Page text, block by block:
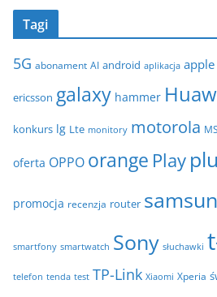
e
c
w
Tagi
5G abonament AI android aplikacja apple
ericsson galaxy hammer
konkurs lg Lte monitory motorola
oferta OPPO orange Play
promocja recenzja router
smartfony smartwatch Sony słuchawki
telefon tenda test TP-Link Xiaomi Xperia